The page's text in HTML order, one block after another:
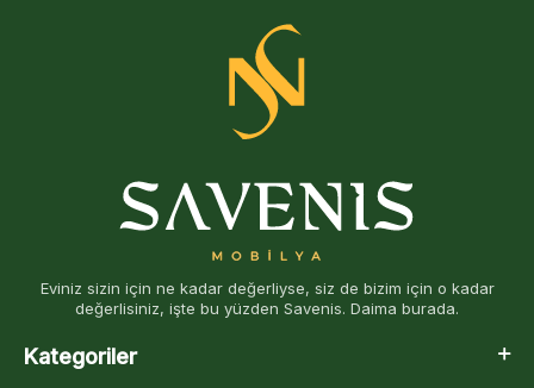
Eviniz sizin için ne kadar değerliyse, siz de bizim için o kadar
değerlisiniz, işte bu yüzden Savenis. Daima burada.
Kategoriler